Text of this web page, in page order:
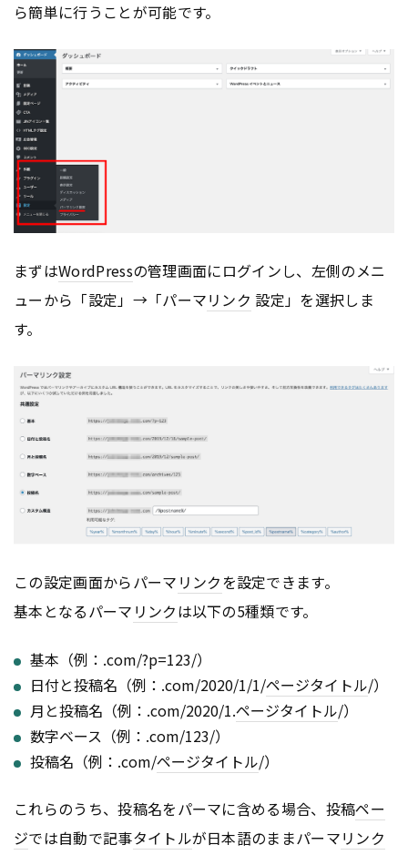
ら簡単に行うことが可能です。
まずはWordPressの管理画面にログインし、左側のメニ
ューから「設定」→「パーマリンク 設定」を選択しま
す。
この設定画面からパーマ リンクを設定できます。
基本となるパーマ リンクは以下の5種類です。
基本（例：.com/?p=123/）
日付と投稿名（例：.com/2020/1/1/ページタイトル/）
月と投稿名（例：.com/2020/1.ページタイトル/）
数字ベース（例：.com/123/）
投稿名（例：.com/ページタイトル/）
これらのうち、投稿名をパーマに含める場合、投稿ペー
ジでは自動で記事タイトルが日本語のままパーマリンク